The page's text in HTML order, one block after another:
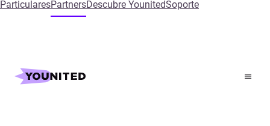
ParticularesPartnersDescubre YounitedSoporte
Inicio
References
Descubre cómo Younited ayudó a Free a lanzar su